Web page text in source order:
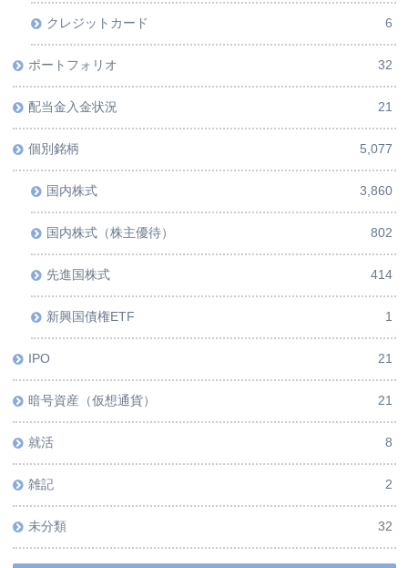
クレジットカード 6
ポートフォリオ 32
配当金入金状況 21
個別銘柄 5,077
国内株式 3,860
国内株式（株主優待） 802
先進国株式 414
新興国債権ETF 1
IPO 21
暗号資産（仮想通貨） 21
就活 8
雑記 2
未分類 32